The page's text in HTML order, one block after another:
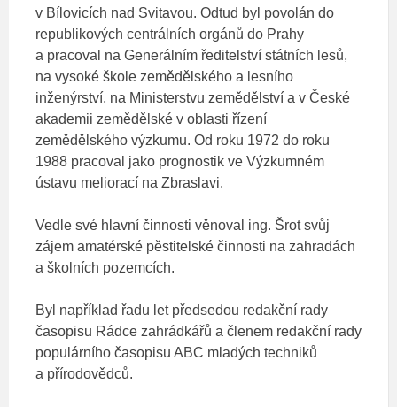
v Bílovicích nad Svitavou. Odtud byl povolán do
republikových centrálních orgánů do Prahy
a pracoval na Generálním ředitelství státních lesů,
na vysoké škole zemědělského a lesního
inženýrství, na Ministerstvu zemědělství a v České
akademii zemědělské v oblasti řízení
zemědělského výzkumu. Od roku 1972 do roku
1988 pracoval jako prognostik ve Výzkumném
ústavu meliorací na Zbraslavi.
Vedle své hlavní činnosti věnoval ing. Šrot svůj
zájem amatérské pěstitelské činnosti na zahradách
a školních pozemcích.
Byl například řadu let předsedou redakční rady
časopisu Rádce zahrádkářů a členem redakční rady
populárního časopisu ABC mladých techniků
a přírodovědců.